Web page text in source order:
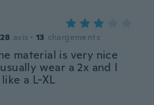
28 avis · 13 chargements
material is very nice
wear a 2x and I
a L-XL